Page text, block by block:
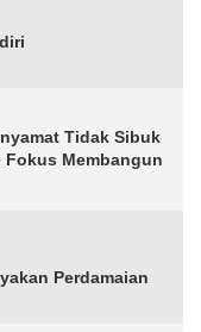
Tidak Sibuk
Fokus Membangun
Perdamaian